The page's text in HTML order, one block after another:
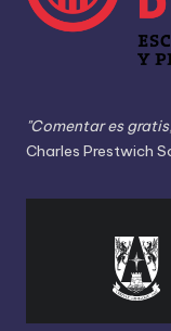
"Comentar es
Charles Prestwich